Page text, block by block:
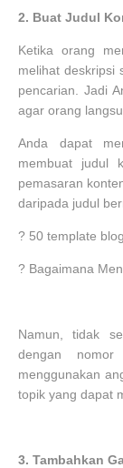
2. Buat Judul
Ketika orang
melihat deskripsi
pencarian. Jadi
agar orang
Anda dapat
membuat judul
pemasaran
daripada judul
? 50 template
? Bagaimana
Namun, tidak
dengan
menggunakan
topik yang dapat
3. Tambahkan